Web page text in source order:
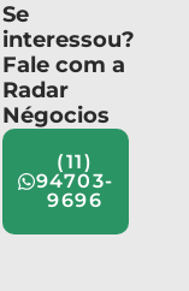
Se
interessou?
Fale com a
Radar
Négocios
(11)
94703-
9696